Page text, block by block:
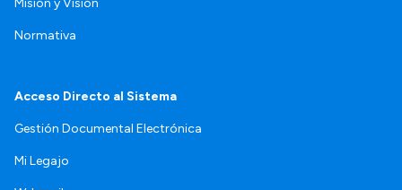
Normativa
Acceso Directo al Sistema
Gestión Documental Electrónica
Mi Legajo